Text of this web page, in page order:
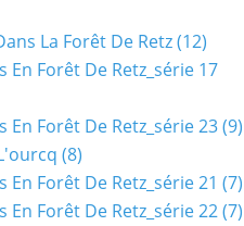
La Forêt De Retz(12)
En Forêt De Retz_série 17
En Forêt De Retz_série 23(9)
(8)
En Forêt De Retz_série 21 (7)
En Forêt De Retz_série 22(7)